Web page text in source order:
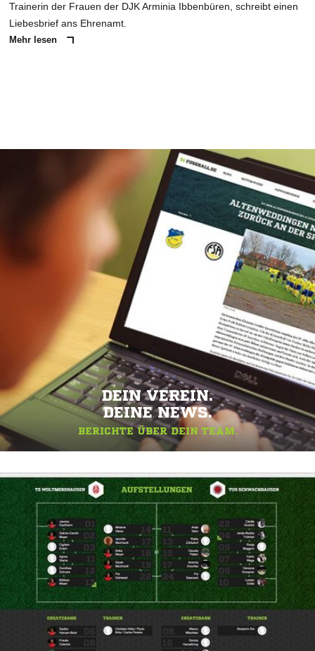
Trainerin der Frauen der DJK Arminia Ibbenbüren, schreibt einen
Liebesbrief ans Ehrenamt.
Mehr lesen
DEIN VEREIN.
DEINE NEWS.
BERICHTE ÜBER DEIN TEAM.